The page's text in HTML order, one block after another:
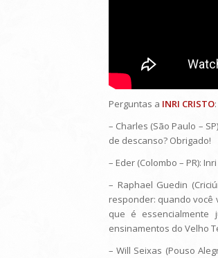
Perguntas a INRI CRISTO:
– Charles (São Paulo –
de descanso? Obrigado!
– Eder (Colombo – PR):
– Raphael Guedin
responder: quando você
que é essencialmente
ensinamentos do Velho
– Will Seixas (Pouso